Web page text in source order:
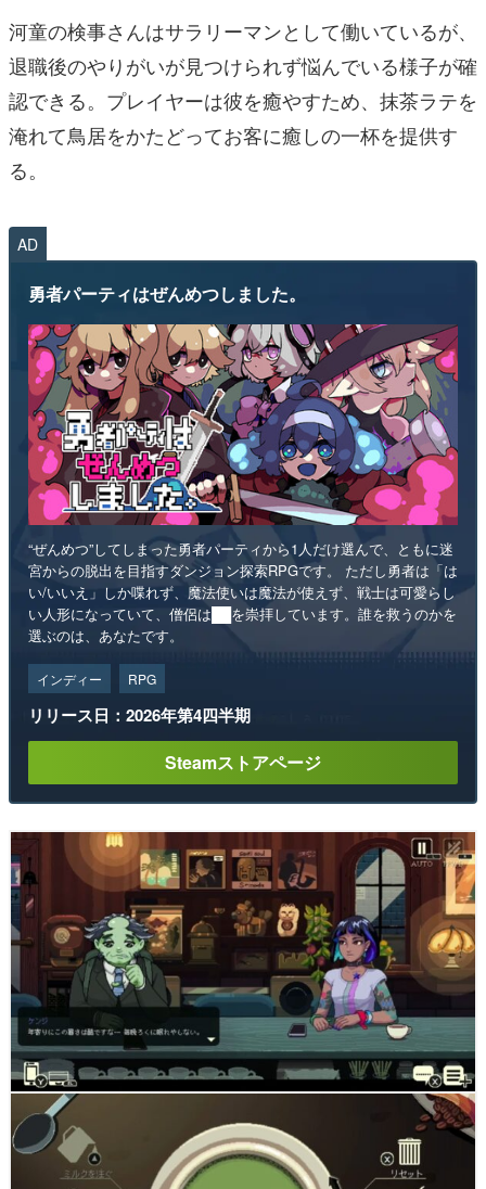
河童の検事さんはサラリーマンとして働いているが、
退職後のやりがいが見つけられず悩んでいる様子が確
認できる。プレイヤーは彼を癒やすため、抹茶ラテを
淹れて鳥居をかたどってお客に癒しの一杯を提供す
る。
AD
勇者パーティはぜんめつしました。
“ぜんめつ”してしまった勇者パーティから1人だけ選んで、ともに迷
宮からの脱出を目指すダンジョン探索RPGです。 ただし勇者は「は
い/いいえ」しか喋れず、魔法使いは魔法が使えず、戦士は可愛らし
い人形になっていて、僧侶は██を崇拝しています。誰を救うのかを
選ぶのは、あなたです。
インディー RPG
リリース日：2026年第4四半期
Steamストアページ